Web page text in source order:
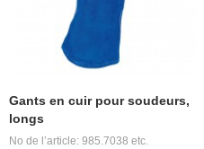
Gants en cuir pour soudeurs,
longs
No de l’article: 985.7038 etc.